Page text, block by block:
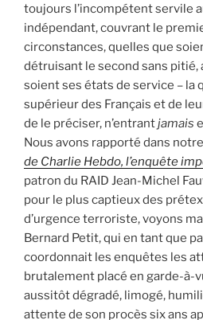
toujours l’incompétent servile
indépendant, couvrant le
circonstances, quelles que
détruisant le second sans pitié,
soient ses états de service – la
supérieur des Français et de
de le préciser, n’entrantjamais
Nous avons rapporté dans
de Charlie Hebdo, l’enquête
patron du RAID Jean-Michel
pour le plus captieux des
d’urgence terroriste, voyons
Bernard Petit, qui en tant que
coordonnait les enquêtes les
brutalement placé en garde-à-
aussitôt dégradé, limogé,
attente de son procès six ans